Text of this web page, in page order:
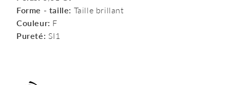
Forme - taille: Taille brillant
Couleur: F
Pureté: SI1